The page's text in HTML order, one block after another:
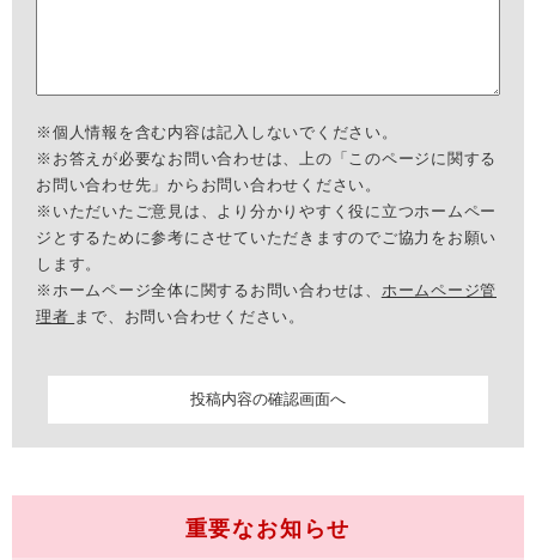
※個人情報を含む内容は記入しないでください。
※お答えが必要なお問い合わせは、上の「このページに関する
お問い合わせ先」からお問い合わせください。
※いただいたご意見は、より分かりやすく役に立つホームペー
ジとするために参考にさせていただきますのでご協力をお願い
します。
※ホームページ全体に関するお問い合わせは、 ホームページ管
理者 まで、お問い合わせください。
重要なお知らせ